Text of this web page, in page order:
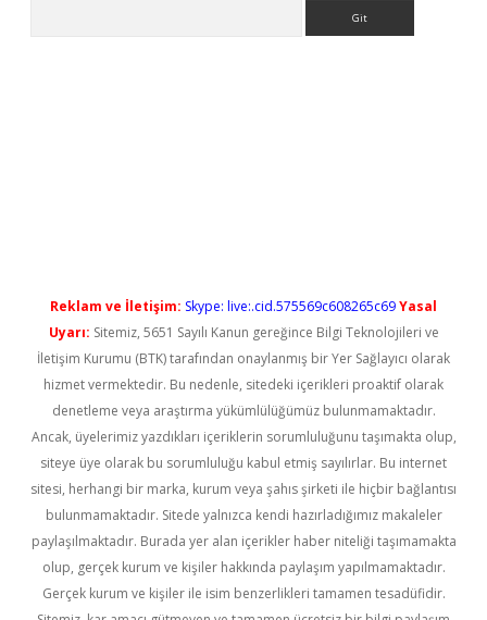
Reklam ve İletişim: Skype: live:.cid.575569c608265c69Yasal
Uyarı: Sitemiz, 5651 Sayılı Kanun gereğince Bilgi Teknolojileri ve
İletişim Kurumu (BTK) tarafından onaylanmış bir Yer Sağlayıcı olarak
hizmet vermektedir. Bu nedenle, sitedeki içerikleri proaktif olarak
denetleme veya araştırma yükümlülüğümüz bulunmamaktadır.
Ancak, üyelerimiz yazdıkları içeriklerin sorumluluğunu taşımakta olup,
siteye üye olarak bu sorumluluğu kabul etmiş sayılırlar. Bu internet
sitesi, herhangi bir marka, kurum veya şahıs şirketi ile hiçbir bağlantısı
bulunmamaktadır. Sitede yalnızca kendi hazırladığımız makaleler
paylaşılmaktadır. Burada yer alan içerikler haber niteliği taşımamakta
olup, gerçek kurum ve kişiler hakkında paylaşım yapılmamaktadır.
Gerçek kurum ve kişiler ile isim benzerlikleri tamamen tesadüfidir.